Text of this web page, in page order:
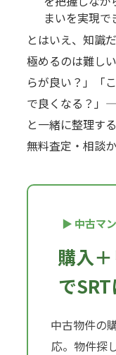
まいを実現で
とはいえ、知識
極めるのは難し
らが良い？」「
で良くなる？」
と一緒に整理す
無料査定・相談
▶ 中古マ
購入
で
中古物件の
応。物件探